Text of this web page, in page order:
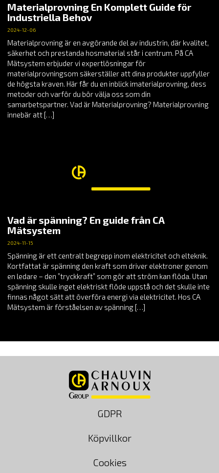
Materialprovning En Komplett Guide för
Industriella Behov
2024-12-06
Materialprovning är en avgörande del av industrin, där kvalitet,
säkerhet och prestanda hosmaterial står i centrum. På CA
Mätsystem erbjuder vi expertlösningar för
materialprovningsom säkerställer att dina produkter uppfyller
de högsta kraven. Här får du en inblick imaterialprovning, dess
metoder och varför du bör välja oss som din
samarbetspartner. Vad är Materialprovning? Materialprovning
innebär att […]
Vad är spänning? En guide från CA
Mätsystem
2024-11-15
Spänning är ett centralt begrepp inom elektricitet och elteknik.
Kortfattat är spänning den kraft som driver elektroner genom
en ledare – den ”tryckkraft” som gör att ström kan flöda. Utan
spänning skulle inget elektriskt flöde uppstå och det skulle inte
finnas något sätt att överföra energi via elektricitet. Hos CA
Mätsystem är förståelsen av spänning […]
GDPR
Köpvillkor
Cookies